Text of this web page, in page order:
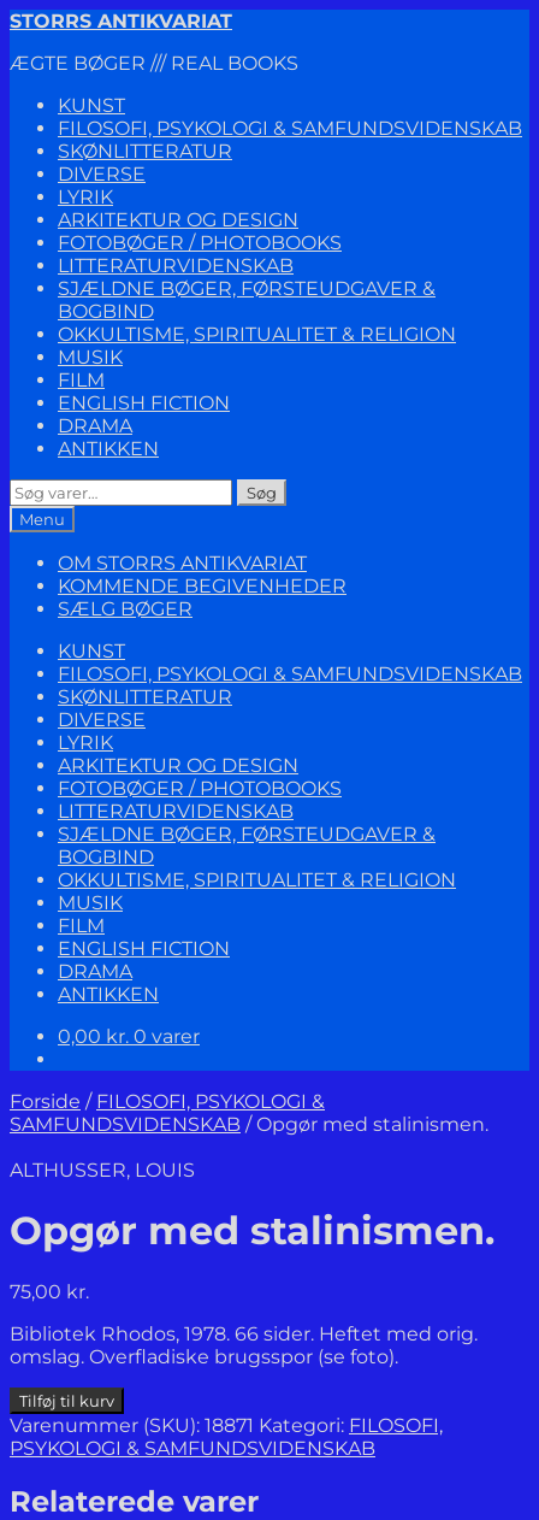
Spring
navigation
Spring
indhold
STORRS ANTIKVARIAT
ÆGTE BØGER /// REAL BOOKS
KUNST
FILOSOFI, PSYKOLOGI & SAMFUNDSVIDENSKAB
SKØNLITTERATUR
DIVERSE
LYRIK
ARKITEKTUR OG DESIGN
FOTOBØGER / PHOTOBOOKS
LITTERATURVIDENSKAB
SJÆLDNE BØGER, FØRSTEUDGAVER &
BOGBIND
OKKULTISME, SPIRITUALITET & RELIGION
MUSIK
FILM
ENGLISH FICTION
DRAMA
ANTIKKEN
Søg
efter:
Søg
Menu
OM STORRS ANTIKVARIAT
KOMMENDE BEGIVENHEDER
SÆLG BØGER
KUNST
FILOSOFI, PSYKOLOGI & SAMFUNDSVIDENSKAB
SKØNLITTERATUR
DIVERSE
LYRIK
ARKITEKTUR OG DESIGN
FOTOBØGER / PHOTOBOOKS
LITTERATURVIDENSKAB
SJÆLDNE BØGER, FØRSTEUDGAVER &
BOGBIND
OKKULTISME, SPIRITUALITET & RELIGION
MUSIK
FILM
ENGLISH FICTION
DRAMA
ANTIKKEN
0,00 kr. 0 varer
Forside / FILOSOFI, PSYKOLOGI &
SAMFUNDSVIDENSKAB /Opgør med stalinismen.
ALTHUSSER, LOUIS
Opgør med stalinismen.
75,00 kr.
Bibliotek Rhodos, 1978. 66 sider. Heftet med orig.
omslag. Overfladiske brugsspor (se foto).
Opgør
med
stalinismen.
Tilføj til kurv
Varenummer (SKU): 18871 Kategori: FILOSOFI,
PSYKOLOGI & SAMFUNDSVIDENSKAB
Relaterede varer